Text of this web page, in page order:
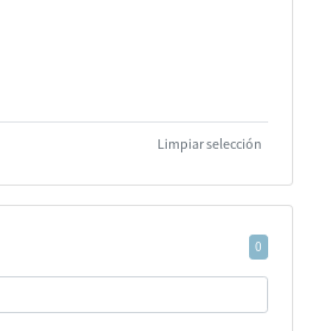
Limpiar selección
0